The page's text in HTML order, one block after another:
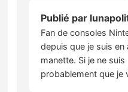
Publié par
Fan de consoles
depuis que je suis en
manette. Si je ne
probablement que je